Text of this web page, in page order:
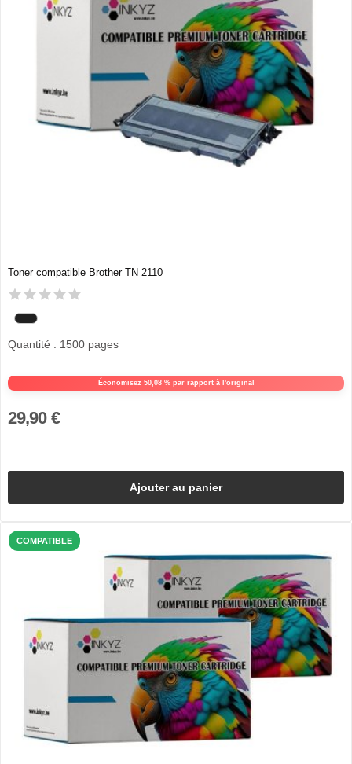
Toner compatible Brother TN 2110
Économisez 50,08 % par rapport à l'original
Quantité : 1500 pages
29,90 €
Ajouter au panier
COMPATIBLE